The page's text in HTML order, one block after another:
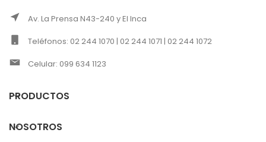
Av. La Prensa N43-240 y El Inca
Teléfonos: 02 244 1070 | 02 244 1071 | 02 244 1072
Celular: 099 634 1123
PRODUCTOS
NOSOTROS